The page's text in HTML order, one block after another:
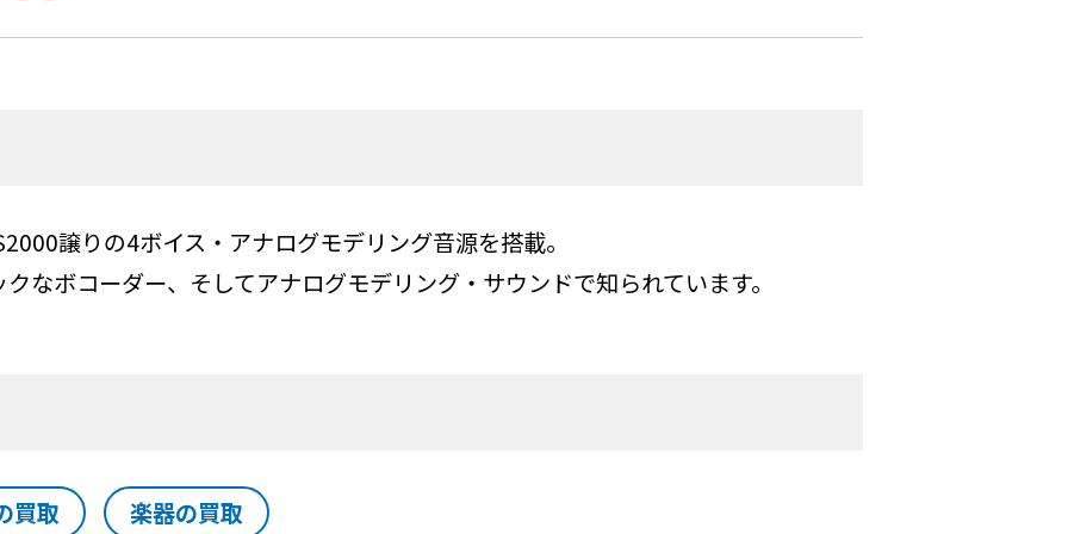
譲りの4ボイス・アナログモデリング音源を搭載。
なボコーダー、そしてアナログモデリング・サウンドで知られています。
買取 楽器の買取